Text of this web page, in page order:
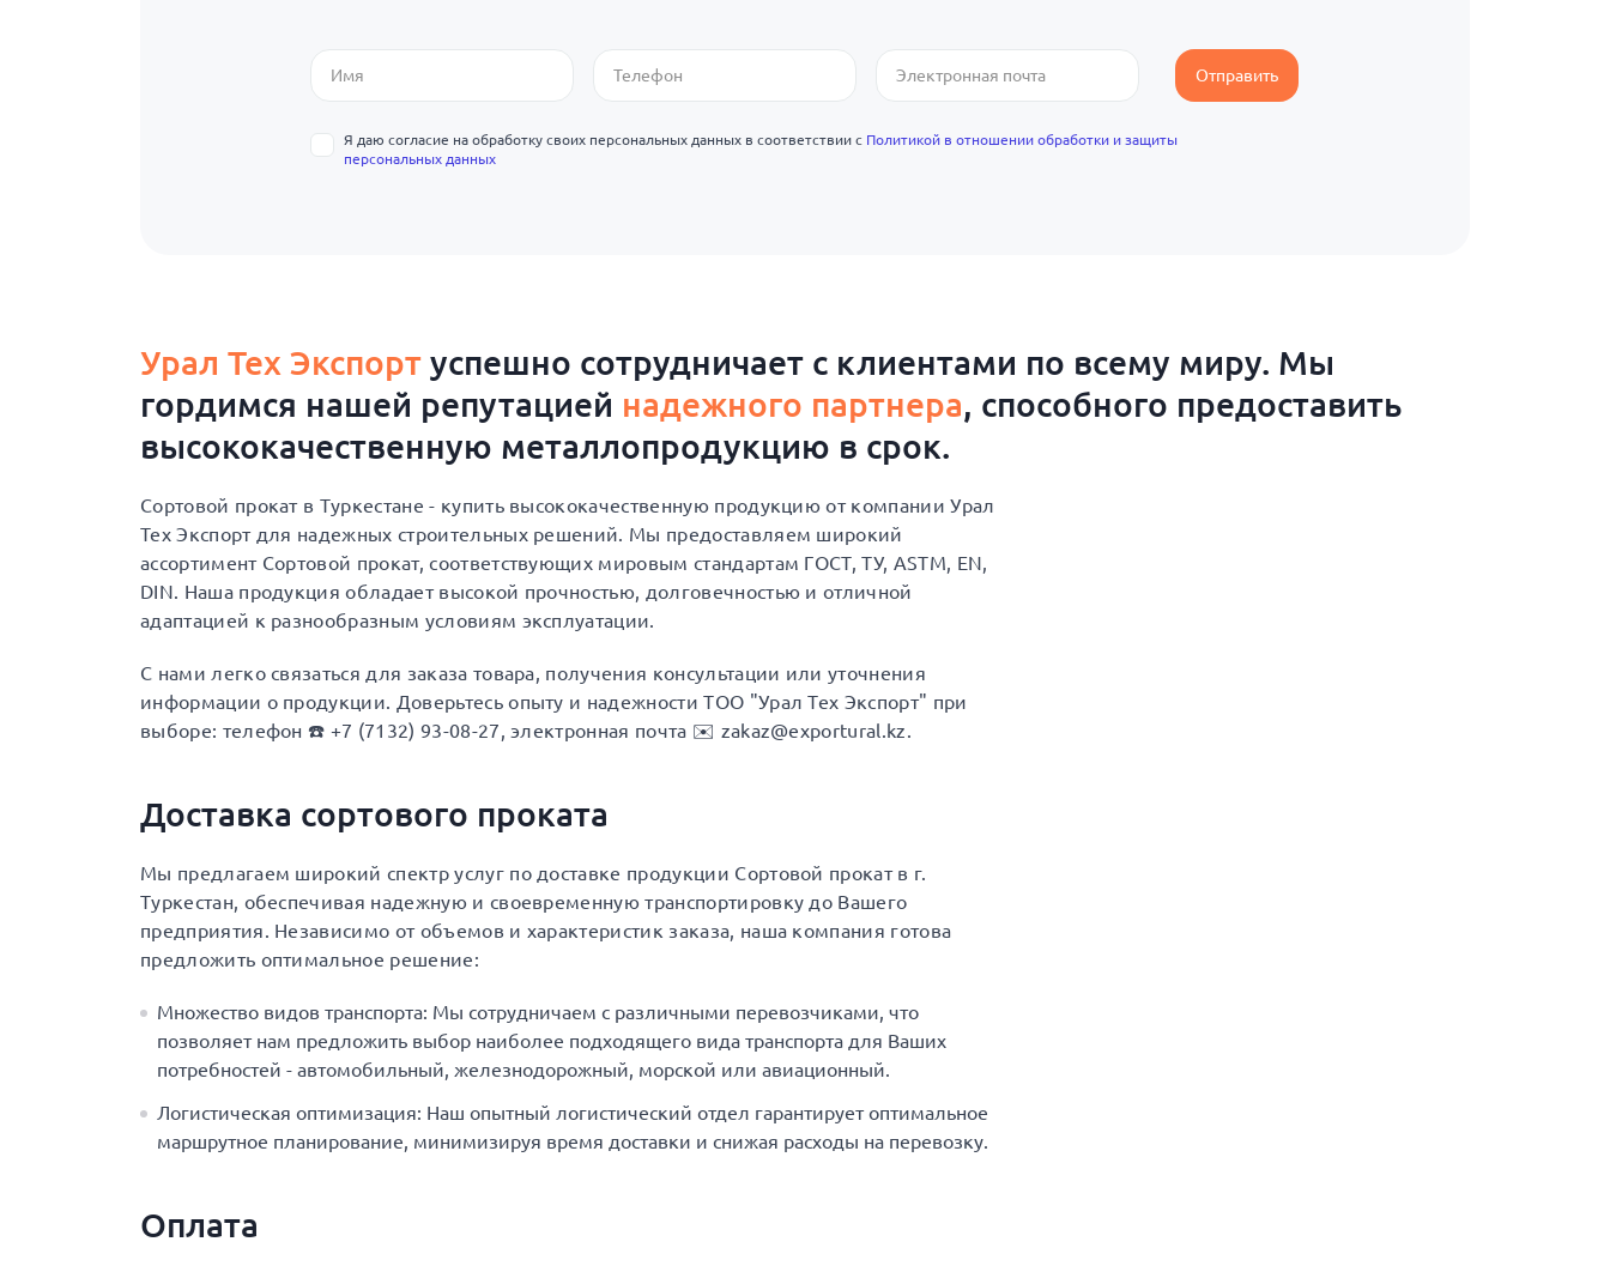
Отправить
Я даю согласие на обработку своих персональных данных в соответствии с Политикой в отношении обработки и защиты
персональных данных
Урал Тех Экспорт успешно сотрудничает с клиентами по всему миру. Мы
гордимся нашей репутацией надежного партнера, способного предоставить
высококачественную металлопродукцию в срок.
Сортовой прокат в Туркестане - купить высококачественную продукцию от компании Урал
Тех Экспорт для надежных строительных решений. Мы предоставляем широкий
ассортимент Сортовой прокат, соответствующих мировым стандартам ГОСТ, ТУ, ASTM, EN,
DIN. Наша продукция обладает высокой прочностью, долговечностью и отличной
адаптацией к разнообразным условиям эксплуатации.
С нами легко связаться для заказа товара, получения консультации или уточнения
информации о продукции. Доверьтесь опыту и надежности ТОО "Урал Тех Экспорт" при
выборе: телефон ☎️ +7 (7132) 93-08-27, электронная почта ✉️ zakaz@exportural.kz.
Доставка сортового проката
Мы предлагаем широкий спектр услуг по доставке продукции Сортовой прокат в г.
Туркестан, обеспечивая надежную и своевременную транспортировку до Вашего
предприятия. Независимо от объемов и характеристик заказа, наша компания готова
предложить оптимальное решение:
Множество видов транспорта: Мы сотрудничаем с различными перевозчиками, что
позволяет нам предложить выбор наиболее подходящего вида транспорта для Ваших
потребностей - автомобильный, железнодорожный, морской или авиационный.
Логистическая оптимизация: Наш опытный логистический отдел гарантирует оптимальное
маршрутное планирование, минимизируя время доставки и снижая расходы на перевозку.
Оплата